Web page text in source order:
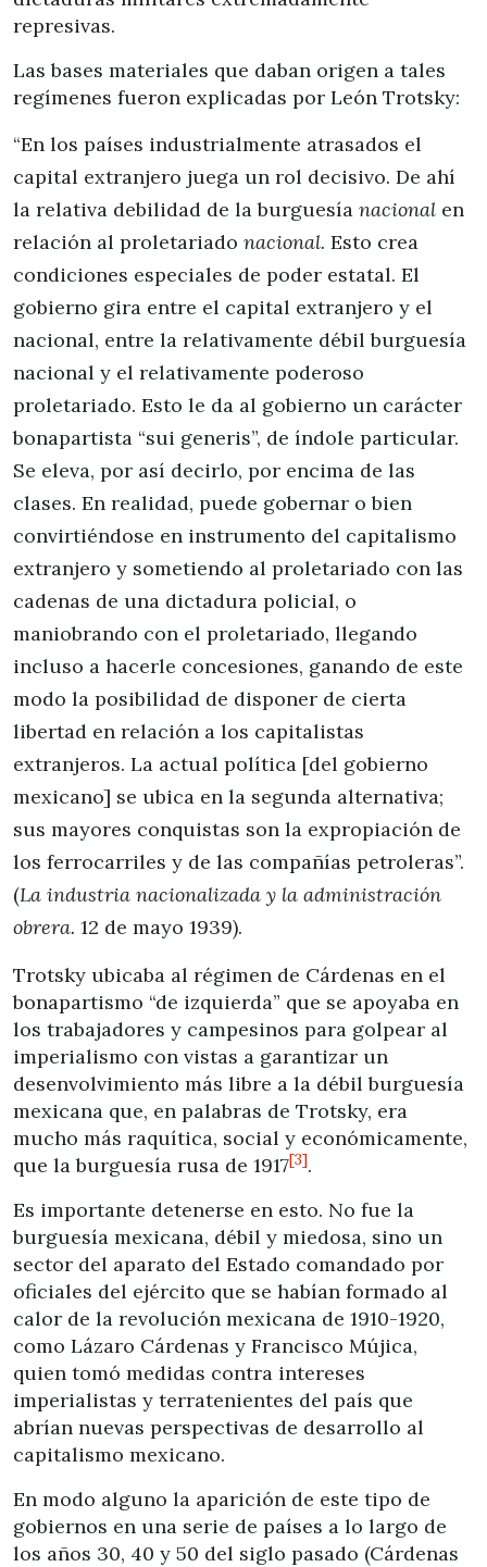
represivas.
Las bases materiales que daban origen a tales
regímenes fueron explicadas por León Trotsky:
“En los países industrialmente atrasados el
capital extranjero juega un rol decisivo. De ahí
la relativa debilidad de la burguesía nacional en
relación al prole­tariado nacional. Esto crea
condiciones especiales de poder estatal. El
gobierno gira entre el capital extran­jero y el
nacional, entre la relativamente débil burgue­sía
nacional y el relativamente poderoso
proletariado. Esto le da al gobierno un carácter
bonapartista “sui generis”, de índole particular.
Se eleva, por así decirlo, por encima de las
clases. En realidad, puede gobernar o bien
convirtiéndose en instrumento del capitalismo
extran­jero y sometiendo al proletariado con las
cadenas de una dictadura policial, o
maniobrando con el proletariado, llegando
incluso a hacerle concesiones, ga­nando de este
modo la posibilidad de disponer de cierta
libertad en relación a los capitalistas
extranjeros. La actual política [del gobierno
mexicano] se ubica en la segunda alternativa;
sus mayores conquistas son la expropiación de
los ferrocarriles y de las com­pañías petroleras”.
(La industria nacionalizada y la administración
obrera. 12 de mayo 1939).
Trotsky ubicaba al régimen de Cárdenas en el
bonapartismo “de izquierda” que se apoyaba en
los trabajadores y campesinos para golpear al
imperialismo con vistas a garantizar un
desenvolvimiento más libre a la débil burguesía
mexicana que, en palabras de Trotsky, era
mucho más raquítica, social y económicamente,
que la burguesía rusa de 1917[3].
Es importante detenerse en esto. No fue la
burguesía mexicana, débil y miedosa, sino un
sector del aparato del Estado comandado por
oficiales del ejército que se habían formado al
calor de la revolución mexicana de 1910-1920,
como Lázaro Cárdenas y Francisco Mújica,
quien tomó medidas contra intereses
imperialistas y terratenientes del país que
abrían nuevas perspectivas de desarrollo al
capitalismo mexicano.
En modo alguno la aparición de este tipo de
gobiernos en una serie de países a lo largo de
los años 30, 40 y 50 del siglo pasado (Cárdenas